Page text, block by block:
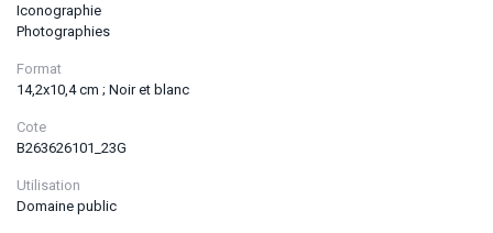
Iconographie
Photographies
Format
14,2x10,4 cm ; Noir et blanc
Cote
B263626101_23G
Utilisation
Domaine public